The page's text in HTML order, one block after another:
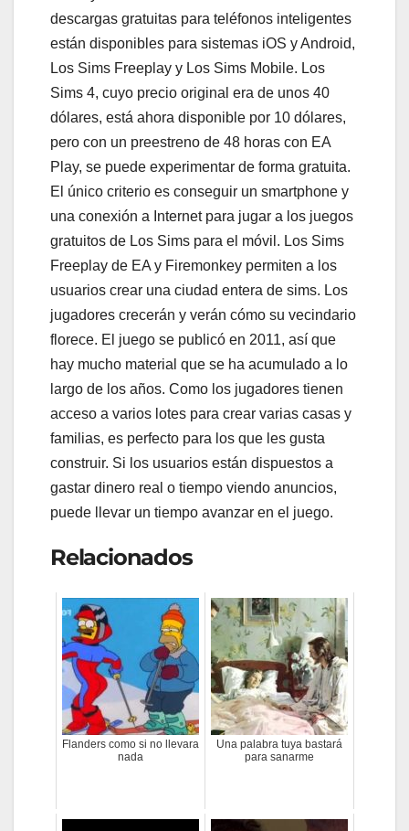
descargas gratuitas para teléfonos inteligentes
están disponibles para sistemas iOS y Android,
Los Sims Freeplay y Los Sims Mobile. Los
Sims 4, cuyo precio original era de unos 40
dólares, está ahora disponible por 10 dólares,
pero con un preestreno de 48 horas con EA
Play, se puede experimentar de forma gratuita.
El único criterio es conseguir un smartphone y
una conexión a Internet para jugar a los juegos
gratuitos de Los Sims para el móvil. Los Sims
Freeplay de EA y Firemonkey permiten a los
usuarios crear una ciudad entera de sims. Los
jugadores crecerán y verán cómo su vecindario
florece. El juego se publicó en 2011, así que
hay mucho material que se ha acumulado a lo
largo de los años. Como los jugadores tienen
acceso a varios lotes para crear varias casas y
familias, es perfecto para los que les gusta
construir. Si los usuarios están dispuestos a
gastar dinero real o tiempo viendo anuncios,
puede llevar un tiempo avanzar en el juego.
Relacionados
Flanders como si no llevara
nada
Una palabra tuya bastará
para sanarme